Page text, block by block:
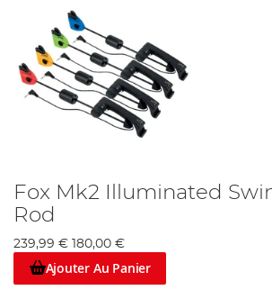
Fox Mk2 Illuminated
Rod
239,99 € 180,00 €
Ajouter Au Panier